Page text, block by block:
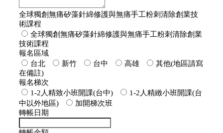
全球獨創無痛矽藻針綿修護與無痛手工粉刺清除創業技
術課程
全球獨創無痛矽藻針綿修護與無痛手工粉刺清除創業
技術課程
報名區域
台北
新竹 台中 高雄
其他(地區請寫
在備註)
報名梯次
1-2人精致小班開課(台中)
1-2人精緻小班開課(台
中以外地區)
加開梯次班
轉帳日期